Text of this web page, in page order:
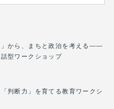
」から、まちと政治を考える――
型ワークショップ
判断力」を育てる教育ワークシ